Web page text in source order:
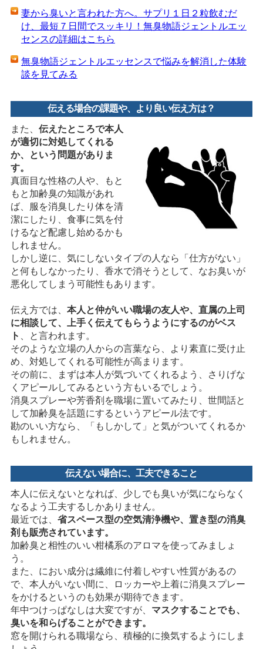
妻から臭いと言われた方へ。サプリ１日２粒飲むだ
け、最短７日間でスッキリ！無臭物語ジェントルエッ
センスの詳細はこちら
無臭物語ジェントルエッセンスで悩みを解消した体験
談を見てみる
伝える場合の課題や、より良い伝え方は？
また、 伝えたところで本人
が適切に対処してくれる
か、という問題がありま
す。
真面目な性格の人や、もと
もと加齢臭の知識があれ
ば、服を消臭したり体を清
潔にしたり、食事に気を付
けるなど配慮し始めるかも
しれません。
しかし逆に、気にしないタイプの人なら「仕方がない」
と何もしなかったり、香水で消そうとして、なお臭いが
悪化してしまう可能性もあります。
伝え方では、 本人と仲がいい職場の友人や、直属の上司
に相談して、上手く伝えてもらうようにするのがベス
ト
、と言われます。
そのような立場の人からの言葉なら、より素直に受け止
め、対処してくれる可能性が高まります。
その前に、まずは本人が気づいてくれるよう、さりげな
くアピールしてみるという方もいるでしょう。
消臭スプレーや芳香剤を職場に置いてみたり、世間話と
して加齢臭を話題にするというアピール法です。
勘のいい方なら、「もしかして」と気がついてくれるか
もしれません。
伝えない場合に、工夫できること
本人に伝えないとなれば、少しでも臭いが気にならなく
なるよう工夫するしかありません。
最近では、 省スペース型の空気清浄機や、置き型の消臭
剤も販売されています。
加齢臭と相性のいい柑橘系のアロマを使ってみましょ
う。
また、におい成分は繊維に付着しやすい性質があるの
で、本人がいない間に、ロッカーや上着に消臭スプレー
をかけるというのも効果が期待できます。
年中つけっぱなしは大変ですが、 マスクすることでも、
臭いを和らげることができます。
窓を開けられる職場なら、積極的に換気するようにしま